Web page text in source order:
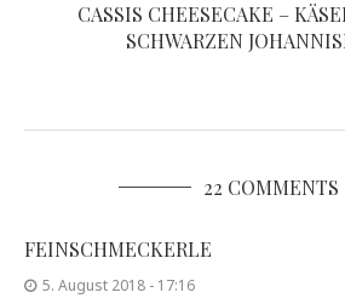
CASSIS CHEESECAKE –
SCHWARZEN
22 COMMENTS
FEINSCHMECKERLE
5. August 2018 - 17:16